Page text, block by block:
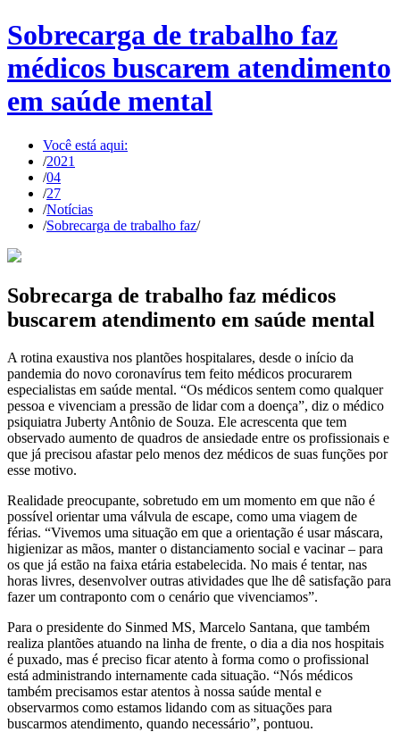
Sobrecarga de trabalho faz
médicos buscarem atendimento
em saúde mental
Você está aqui:
/2021
/04
/27
/Notícias
/Sobrecarga de trabalho faz/
Sobrecarga de trabalho faz médicos
buscarem atendimento em saúde mental
A rotina exaustiva nos plantões hospitalares, desde o início da
pandemia do novo coronavírus tem feito médicos procurarem
especialistas em saúde mental. “Os médicos sentem como qualquer
pessoa e vivenciam a pressão de lidar com a doença”, diz o médico
psiquiatra Juberty Antônio de Souza. Ele acrescenta que tem
observado aumento de quadros de ansiedade entre os profissionais e
que já precisou afastar pelo menos dez médicos de suas funções por
esse motivo.
Realidade preocupante, sobretudo em um momento em que não é
possível orientar uma válvula de escape, como uma viagem de
férias. “Vivemos uma situação em que a orientação é usar máscara,
higienizar as mãos, manter o distanciamento social e vacinar – para
os que já estão na faixa etária estabelecida. No mais é tentar, nas
horas livres, desenvolver outras atividades que lhe dê satisfação para
fazer um contraponto com o cenário que vivenciamos”.
Para o presidente do Sinmed MS, Marcelo Santana, que também
realiza plantões atuando na linha de frente, o dia a dia nos hospitais
é puxado, mas é preciso ficar atento à forma como o profissional
está administrando internamente cada situação. “Nós médicos
também precisamos estar atentos à nossa saúde mental e
observarmos como estamos lidando com as situações para
buscarmos atendimento, quando necessário”, pontuou.